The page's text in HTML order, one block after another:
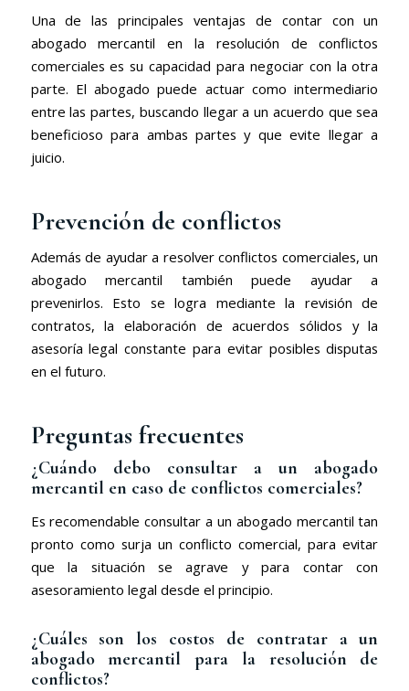
Una de las principales ventajas de contar con un
abogado mercantil en la resolución de conflictos
comerciales es su capacidad para negociar con la otra
parte. El abogado puede actuar como intermediario
entre las partes, buscando llegar a un acuerdo que sea
beneficioso para ambas partes y que evite llegar a
juicio.
Prevención de conflictos
Además de ayudar a resolver conflictos comerciales, un
abogado mercantil también puede ayudar a
prevenirlos. Esto se logra mediante la revisión de
contratos, la elaboración de acuerdos sólidos y la
asesoría legal constante para evitar posibles disputas
en el futuro.
Preguntas frecuentes
¿Cuándo debo consultar a un abogado
mercantil en caso de conflictos comerciales?
Es recomendable consultar a un abogado mercantil tan
pronto como surja un conflicto comercial, para evitar
que la situación se agrave y para contar con
asesoramiento legal desde el principio.
¿Cuáles son los costos de contratar a un
abogado mercantil para la resolución de
conflictos?